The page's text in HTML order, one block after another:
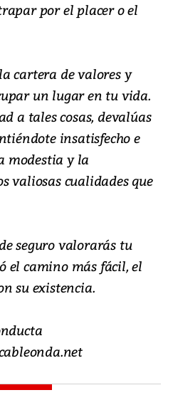
por el placer o el
cartera de valores y
un lugar en tu vida.
a tales cosas, devalúas
insatisfecho e
modestia y la
valiosas cualidades que
seguro valorarás tu
el camino más fácil, el
su existencia.